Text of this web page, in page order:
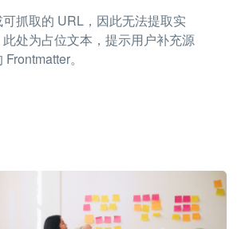
抓取的 URL，因此无法提取实
处为占位文本，提示用户补充源
。